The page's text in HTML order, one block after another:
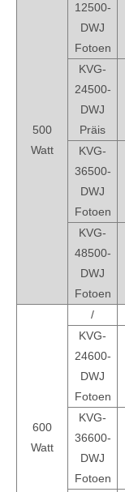
500
Watt
12500-
DWJ
Fotoen
KVG-
24500-
DWJ
Präis
KVG-
36500-
DWJ
Fotoen
KVG-
48500-
DWJ
Fotoen
600
Watt
/
KVG-
24600-
DWJ
Fotoen
KVG-
36600-
DWJ
Fotoen